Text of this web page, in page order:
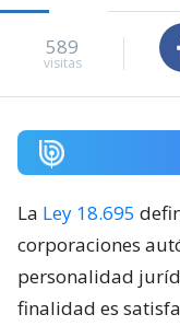
589
visitas
La Ley 18.695
corporaciones
personalidad
finalidad es